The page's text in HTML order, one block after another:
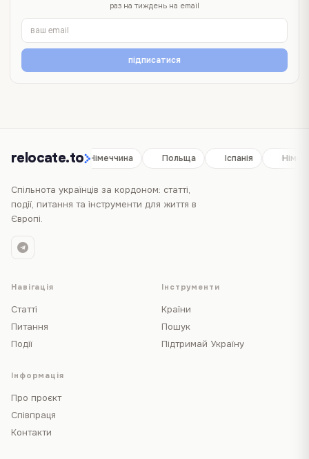
раз на тиждень на email
підписатися
relocate.to
Іспанія Німеччина Польща Іспанія
Спільнота українців за кордоном: статті,
події, питання та інструменти для життя в
Європі.
Навігація
Статті
Питання
Події
Інструменти
Країни
Пошук
Підтримай Україну
Інформація
Про проєкт
Співпраця
Контакти